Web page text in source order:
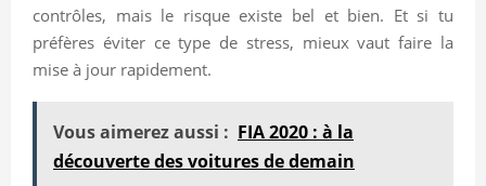
contrôles, mais le risque existe bel et bien. Et si tu
préfères éviter ce type de stress, mieux vaut faire la
mise à jour rapidement.
Vous aimerez aussi : FIA 2020 : à la
découverte des voitures de demain